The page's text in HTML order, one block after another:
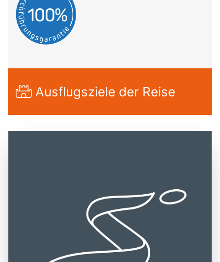
Ausflugsziele der Reise